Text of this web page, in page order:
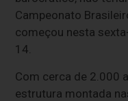
Campeonato
começou nesta
14.
Com cerca de 2.000
estrutura montada